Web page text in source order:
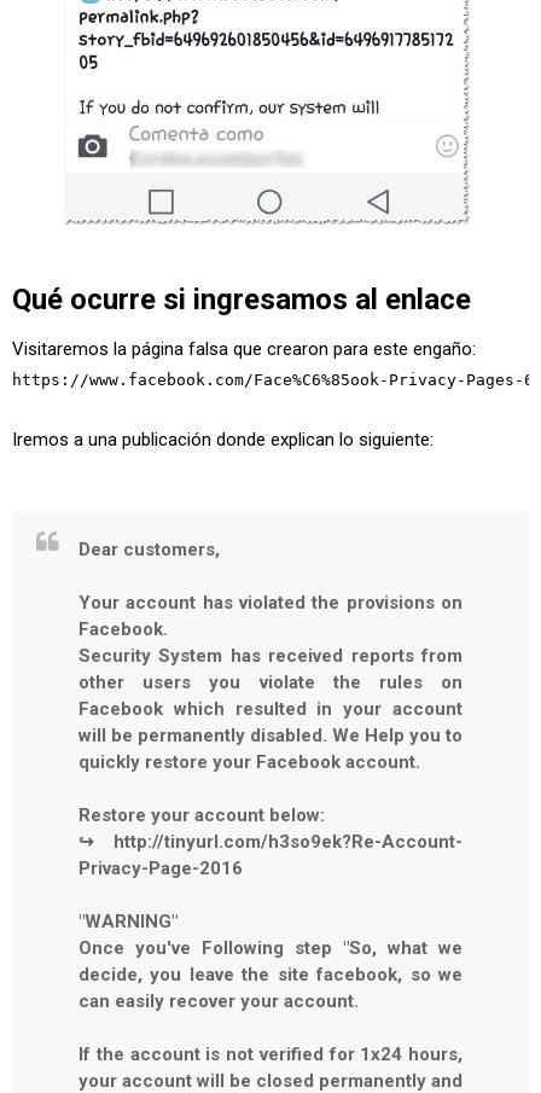
Qué ocurre si ingresamos al enlace
Visitaremos la página falsa que crearon para este engaño:
https://www.facebook.com/Face%C6%85ook-Privacy-Pages-
Iremos a una publicación donde explican lo siguiente:
Dear customers,
Your account has violated the provisions on
Facebook.
Security System has received reports from
other users you violate the rules on
Facebook which resulted in your account
will be permanently disabled. We Help you to
quickly restore your Facebook account.
Restore your account below:
↪ http://tinyurl.com/h3so9ek?Re-Account-
Privacy-Page-2016
"WARNING"
Once you've Following step "So, what we
decide, you leave the site facebook, so we
can easily recover your account.
If the account is not verified for 1x24 hours,
your account will be closed permanently and